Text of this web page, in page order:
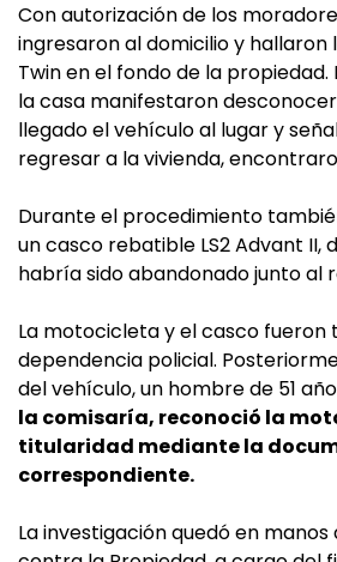
Con autorización de los
ingresaron al domicilio y hallaron
Twin en el fondo de la propiedad.
la casa manifestaron
llegado el vehículo al lugar y
regresar a la vivienda,
Durante el procedimiento
un casco rebatible LS2 Advant II,
habría sido abandonado junto al
La motocicleta y el casco fueron
dependencia policial.
del vehículo, un hombre de 51
la comisaría, reconoció la
titularidad mediante la
correspondiente.
La investigación quedó en manos